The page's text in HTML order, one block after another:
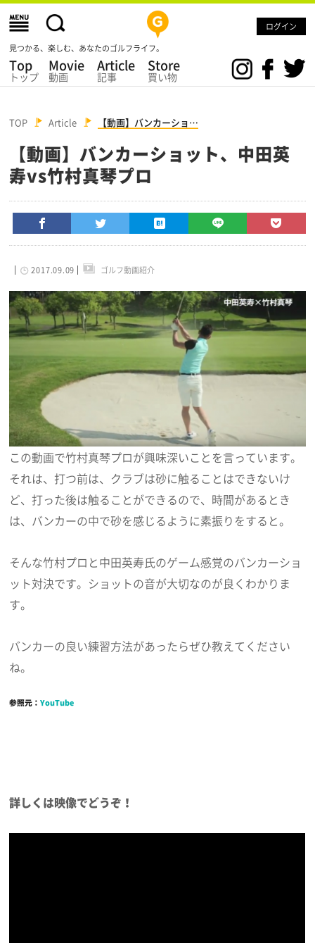
ログイン
見つかる、楽しむ、あなたのゴルフライフ。
Top
トップ
Movie
動画
Article
記事
Store
買い物
TOP Article 【動画】バンカーショ…
【動画】バンカーショット、中田英
寿vs竹村真琴プロ
2017.09.09 ゴルフ動画紹介
この動画で竹村真琴プロが興味深いことを言っています。
それは、打つ前は、クラブは砂に触ることはできないけ
ど、打った後は触ることができるので、時間があるとき
は、バンカーの中で砂を感じるように素振りをすると。
そんな竹村プロと中田英寿氏のゲーム感覚のバンカーショ
ット対決です。ショットの音が大切なのが良くわかりま
す。
バンカーの良い練習方法があったらぜひ教えてください
ね。
参照元：YouTube
詳しくは映像でどうぞ！